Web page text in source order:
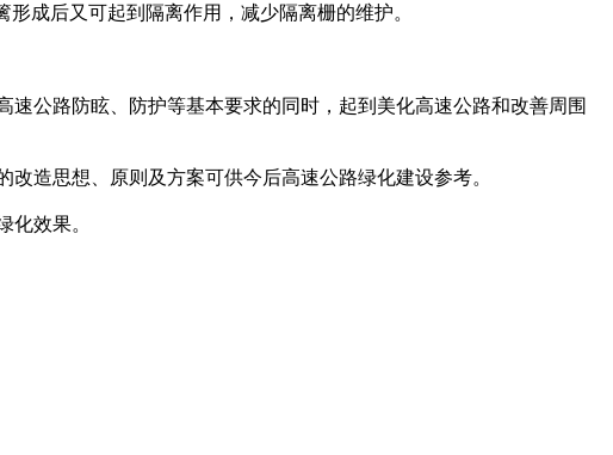
成后又可起到隔离作用，减少隔离栅的维护。
公路防眩、防护等基本要求的同时，起到美化高速公路和改善周围
造思想、原则及方案可供今后高速公路绿化建设参考。
效果。